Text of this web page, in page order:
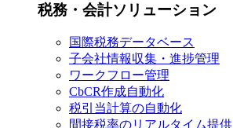
税務・会計ソリューション
国際税務データベース
子会社情報収集・進捗管理
ワークフロー管理
CbCR作成自動化
税引当計算の自動化
間接税率のリアルタイム提供